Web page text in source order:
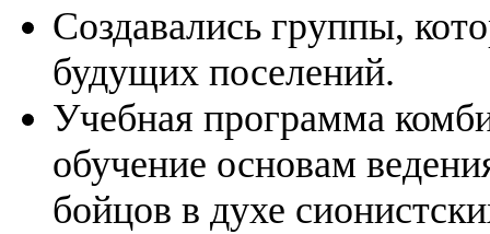
Создавались группы,
будущих поселений.
Учебная программа
обучение основам
бойцов в духе